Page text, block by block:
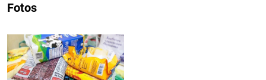
Fotos